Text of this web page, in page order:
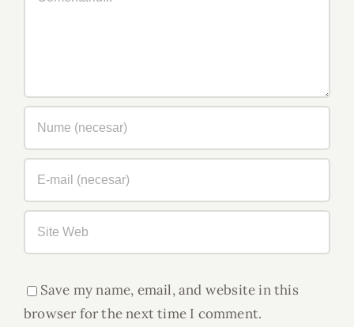
Save my name, email, and website in this
browser for the next time I comment.